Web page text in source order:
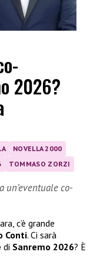
2026?
NOVELLA 2000
TOMMASO ZORZI
un’eventuale co-
c’è grande
Conti. Ci sarà
di Sanremo 2026? È